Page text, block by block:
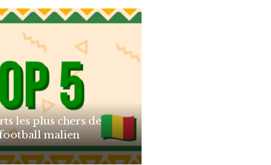
les plus chers de
malien